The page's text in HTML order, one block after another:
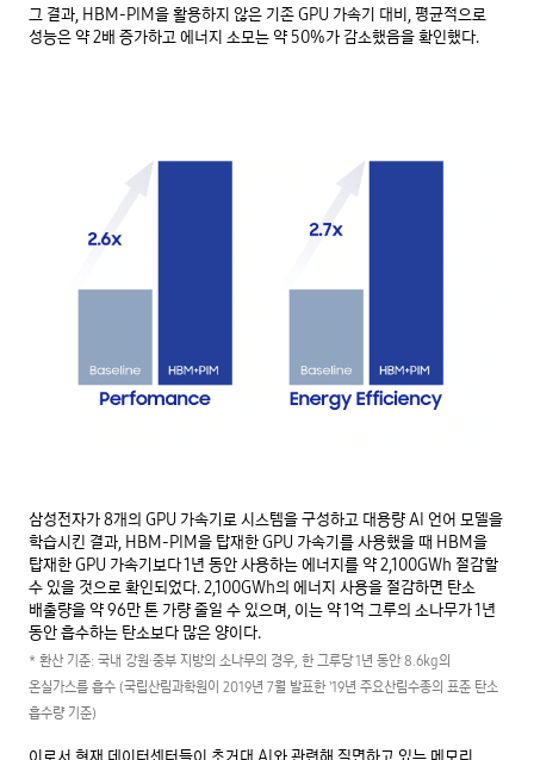
그 결과, HBM-PIM을 활용하지 않은 기존 GPU 가속기 대비, 평균적으로
성능은 약 2배 증가하고 에너지 소모는 약 50%가 감소했음을 확인했다.
삼성전자가 8개의 GPU 가속기로 시스템을 구성하고 대용량 AI 언어 모델을
학습시킨 결과, HBM-PIM을 탑재한 GPU 가속기를 사용했을 때 HBM을
탑재한 GPU 가속기보다 1년 동안 사용하는 에너지를 약 2,100GWh 절감할
수 있을 것으로 확인되었다. 2,100GWh의 에너지 사용을 절감하면 탄소
배출량을 약 96만 톤 가량 줄일 수 있으며, 이는 약 1억 그루의 소나무가 1년
동안 흡수하는 탄소보다 많은 양이다.
* 환산 기준: 국내 강원·중부 지방의 소나무의 경우, 한 그루당 1년 동안 8.6kg의
온실가스를 흡수 (국립산림과학원이 2019년 7월 발표한 '19년 주요산림수종의 표준 탄소
흡수량 기준)